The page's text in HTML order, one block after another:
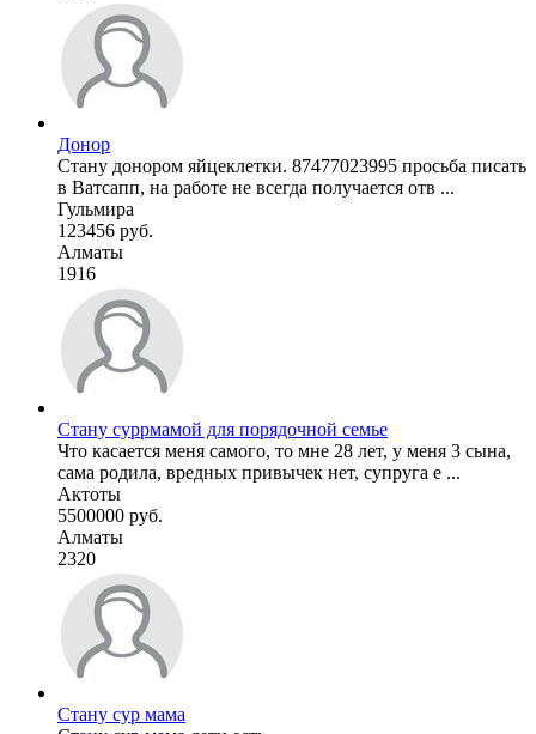
Донор
Стану донором яйцеклетки. 87477023995 просьба писать
в Ватсапп, на работе не всегда получается отв ...
Гульмира
123456 руб.
Алматы
1916
Стану суррмамой для порядочной семье
Что касается меня самого, то мне 28 лет, у меня 3 сына,
сама родила, вредных привычек нет, супруга е ...
Актоты
5500000 руб.
Алматы
2320
Стану сур мама